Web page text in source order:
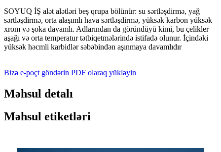
SOYUQ İŞ alət alətləri beş qrupa bölünür: su sərtləşdirmə, yağ
sərtləşdirmə, orta alaşımlı hava sərtləşdirmə, yüksək karbon yüksək
xrom və şoka davamlı. Adlarından da göründüyü kimi, bu çelikler
aşağı və orta temperatur tətbiqetmələrində istifadə olunur. İçindəki
yüksək həcmli karbidlər səbəbindən aşınmaya davamlıdır
Bizə e-poçt göndərin PDF olaraq yükləyin
Məhsul detalı
Məhsul etiketləri